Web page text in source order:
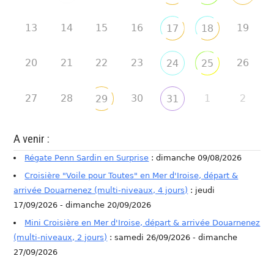
13 14 15 16 17 18 19
20 21 22 23 24 25 26
27 28 29 30 31 1 2
A venir :
Régate Penn Sardin en Surprise : dimanche 09/08/2026
Croisière "Voile pour Toutes" en Mer d'Iroise, départ &
arrivée Douarnenez (multi-niveaux, 4 jours) : jeudi
17/09/2026 - dimanche 20/09/2026
Mini Croisière en Mer d'Iroise, départ & arrivée Douarnenez
(multi-niveaux, 2 jours) : samedi 26/09/2026 - dimanche
27/09/2026